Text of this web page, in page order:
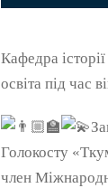
Кафедра
освіта під час
Голокосту
член